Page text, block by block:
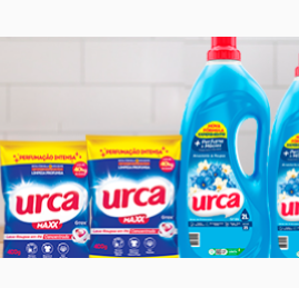
frango
leite
vinho